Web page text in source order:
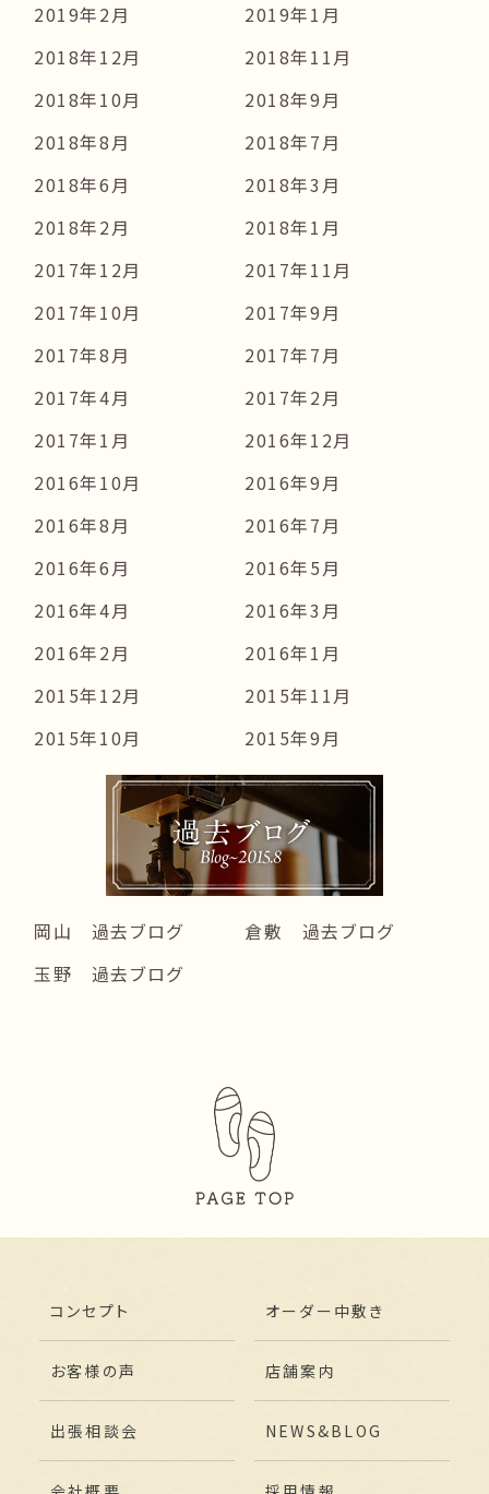
2019年2月
2019年1月
2018年12月
2018年11月
2018年10月
2018年9月
2018年8月
2018年7月
2018年6月
2018年3月
2018年2月
2018年1月
2017年12月
2017年11月
2017年10月
2017年9月
2017年8月
2017年7月
2017年4月
2017年2月
2017年1月
2016年12月
2016年10月
2016年9月
2016年8月
2016年7月
2016年6月
2016年5月
2016年4月
2016年3月
2016年2月
2016年1月
2015年12月
2015年11月
2015年10月
2015年9月
岡山 過去ブログ
倉敷 過去ブログ
玉野 過去ブログ
コンセプト オーダー中敷き
お客様の声 店舗案内
出張相談会 NEWS&BLOG